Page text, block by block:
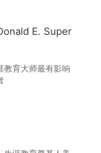
E. Super
教育大师最有影响